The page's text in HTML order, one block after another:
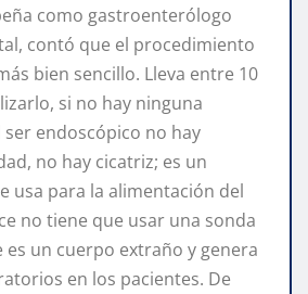
como gastroenterólogo
contó que el procedimiento
bien sencillo. Lleva entre 10
si no hay ninguna
ser endoscópico no hay
no hay cicatriz; es un
usa para la alimentación del
no tiene que usar una sonda
es un cuerpo extraño y genera
en los pacientes. De